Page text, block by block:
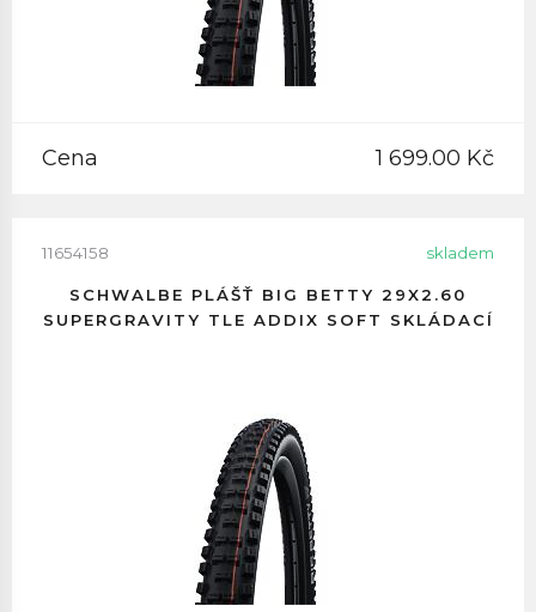
Cena 1 699.00 Kč
11654158 skladem
SCHWALBE PLÁŠŤ BIG BETTY 29X2.60
SUPERGRAVITY TLE ADDIX SOFT SKLÁDACÍ